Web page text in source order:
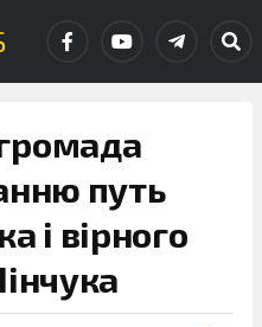
путь
і вірного